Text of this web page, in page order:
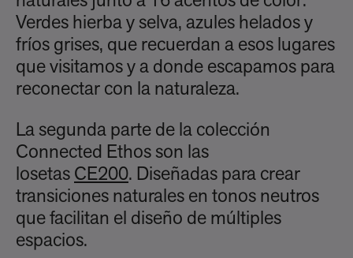
Verdes hierba y selva, azules helados y
fríos grises, que recuerdan a esos lugares
que visitamos y a donde escapamos para
reconectar con la naturaleza.
La segunda parte de la colección
Connected Ethos son las
losetas CE200. Diseñadas para crear
transiciones naturales en tonos neutros
que facilitan el diseño de múltiples
espacios.